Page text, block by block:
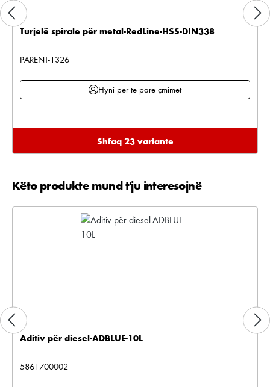
Turjelë spirale për metal-RedLine-HSS-DIN338
PARENT-1326
Hyni për të parë çmimet
Shfaq 23 variante
Kalo galerinë e produktit
Këto produkte mund t'ju interesojnë
Aditiv për diesel-ADBLUE-10L
5861700002